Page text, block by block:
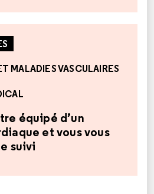
MALADIES VASCULAIRES
équipé d’un
et vous vous
suivi